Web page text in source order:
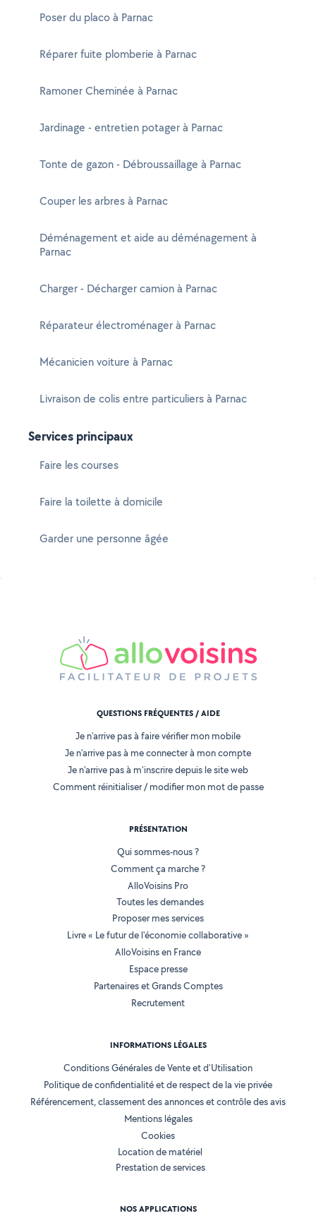
Poser du placo à Parnac
Réparer fuite plomberie à Parnac
Ramoner Cheminée à Parnac
Jardinage - entretien potager à Parnac
Tonte de gazon - Débroussaillage à Parnac
Couper les arbres à Parnac
Déménagement et aide au déménagement à
Parnac
Charger - Décharger camion à Parnac
Réparateur électroménager à Parnac
Mécanicien voiture à Parnac
Livraison de colis entre particuliers à Parnac
Services principaux
Faire les courses
Faire la toilette à domicile
Garder une personne âgée
QUESTIONS FRÉQUENTES / AIDE
Je n'arrive pas à faire vérifier mon mobile
Je n'arrive pas à me connecter à mon compte
Je n'arrive pas à m'inscrire depuis le site web
Comment réinitialiser / modifier mon mot de passe
PRÉSENTATION
Qui sommes-nous ?
Comment ça marche ?
AlloVoisins Pro
Toutes les demandes
Proposer mes services
Livre « Le futur de l'économie collaborative »
AlloVoisins en France
Espace presse
Partenaires et Grands Comptes
Recrutement
INFORMATIONS LÉGALES
Conditions Générales de Vente et d'Utilisation
Politique de confidentialité et de respect de la vie privée
Référencement, classement des annonces et contrôle des avis
Mentions légales
Cookies
Location de matériel
Prestation de services
NOS APPLICATIONS